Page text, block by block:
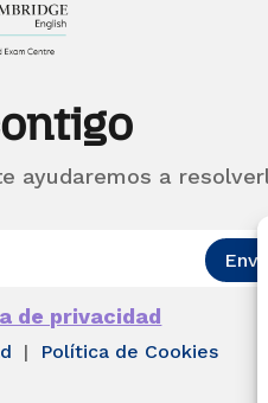
ayudaremos a
de privacidad
| Política de Cookies